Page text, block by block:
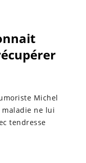
Michel
maladie ne lui
tendresse